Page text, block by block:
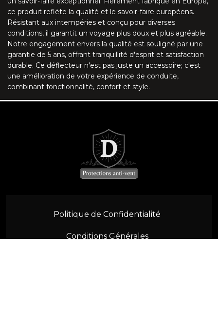
E A207 (2010-2017)
SL R107 (1971-1989)
SL R129 (1989-2001)
SLK R171 (2004-2011)
MGB (1962-1980)
ce produit reflète la qualité et le savoir-faire européens.
Résistant aux intempéries et conçu pour diverses
conditions, il garantit un voyage plus doux et plus agréable.
Notre engagement envers la qualité est souligné par une
garantie de 5 ans, offrant tranquillité d'esprit et satisfaction
durable. Ce déflecteur n'est pas juste un accessoire; c'est
une amélioration de votre expérience de conduite,
combinant fonctionnalité, confort et style.
Politique de Confidentialité
Conditions Générales